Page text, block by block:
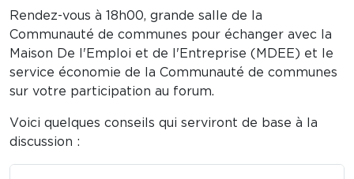
Rendez-vous à 18h00, grande salle de la
Communauté de communes pour échanger avec la
Maison De l'Emploi et de l'Entreprise (MDEE) et le
service économie de la Communauté de communes
sur votre participation au forum.
Voici quelques conseils qui serviront de base à la
discussion :